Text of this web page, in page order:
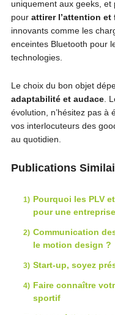
uniquement aux geeks,
pourattirer l’attention et
innovants comme les
enceintes Bluetooth pour
technologies.
Le choix du bon objet
adaptabilité et audace.
évolution, n’hésitez pas à
vos interlocuteurs des
au quotidien.
Publications
Pourquoi les PLV
pour une
Communication
le motion design ?
Start-up, soyez
Faire connaître
sportif